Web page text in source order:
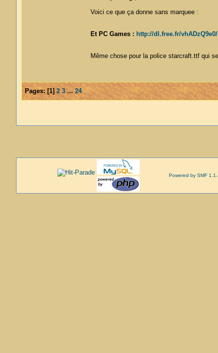
Voici ce que ça donne sans marquee :
Et PC Games : http://dl.free.fr/
Même chose pour la police starcraft.ttf qui
Pages:[1] 2 3 ...24
Powered by SMF